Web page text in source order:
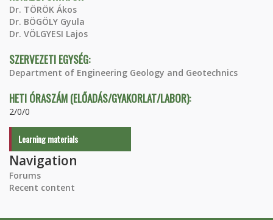
Dr. TÖRÖK Ákos
Dr. BÖGÖLY Gyula
Dr. VÖLGYESI Lajos
SZERVEZETI EGYSÉG:
Department of Engineering Geology and Geotechnics
HETI ÓRASZÁM (ELŐADÁS/GYAKORLAT/LABOR):
2/0/0
Learning materials
Navigation
Forums
Recent content